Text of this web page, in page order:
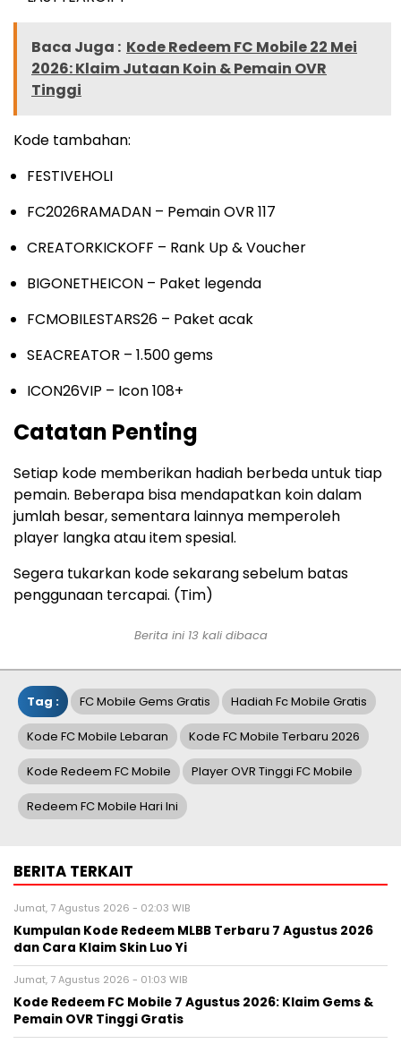
Baca Juga : Kode Redeem FC Mobile 22 Mei
2026: Klaim Jutaan Koin & Pemain OVR
Tinggi
Kode tambahan:
FESTIVEHOLI
FC2026RAMADAN – Pemain OVR 117
CREATORKICKOFF – Rank Up & Voucher
BIGONETHEICON – Paket legenda
FCMOBILESTARS26 – Paket acak
SEACREATOR – 1.500 gems
ICON26VIP – Icon 108+
Catatan Penting
Setiap kode memberikan hadiah berbeda untuk tiap
pemain. Beberapa bisa mendapatkan koin dalam
jumlah besar, sementara lainnya memperoleh
player langka atau item spesial.
Segera tukarkan kode sekarang sebelum batas
penggunaan tercapai. (Tim)
Berita ini 13 kali dibaca
Tag : FC Mobile Gems Gratis Hadiah Fc Mobile Gratis
Kode FC Mobile Lebaran Kode FC Mobile Terbaru 2026
Kode Redeem FC Mobile Player OVR Tinggi FC Mobile
Redeem FC Mobile Hari Ini
BERITA TERKAIT
Jumat, 7 Agustus 2026 - 02:03 WIB
Kumpulan Kode Redeem MLBB Terbaru 7 Agustus 2026
dan Cara Klaim Skin Luo Yi
Jumat, 7 Agustus 2026 - 01:03 WIB
Kode Redeem FC Mobile 7 Agustus 2026: Klaim Gems &
Pemain OVR Tinggi Gratis